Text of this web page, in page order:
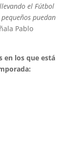
el Fútbol
puedan
Pablo
en los que está